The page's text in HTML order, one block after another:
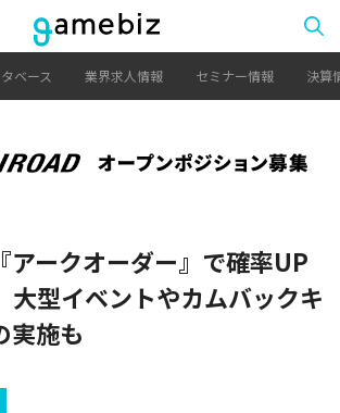
ベース 業界求人情報 セミナー情報 決算
アークオーダー』で確率UP
型イベントやカムバックキ
実施も